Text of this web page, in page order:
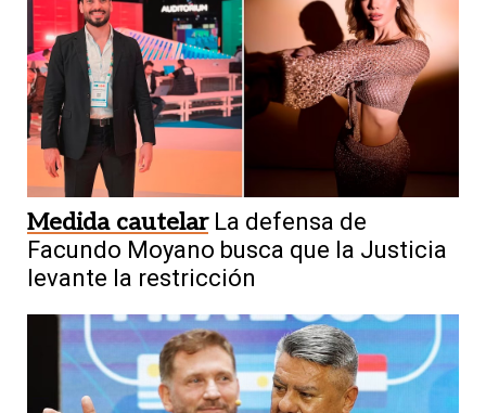
Medida cautelar La defensa de
Facundo Moyano busca que la Justicia
levante la restricción